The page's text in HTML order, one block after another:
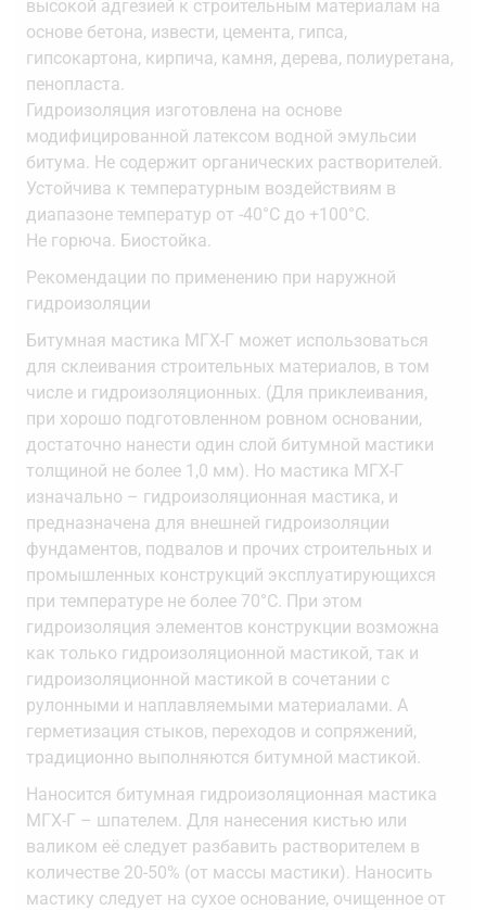
высокой адгезией к строительным материалам на
основе бетона, извести, цемента, гипса,
гипсокартона, кирпича, камня, дерева, полиуретана,
пенопласта.
Гидроизоляция изготовлена на основе
модифицированной латексом водной эмульсии
битума. Не содержит органических растворителей.
Устойчива к температурным воздействиям в
диапазоне температур от -40°С до +100°С.
Не горюча. Биостойка.
Рекомендации по применению при наружной
гидроизоляции
Битумная мастика МГХ-Г может использоваться
для склеивания строительных материалов, в том
числе и гидроизоляционных. (Для приклеивания,
при хорошо подготовленном ровном основании,
достаточно нанести один слой битумной мастики
толщиной не более 1,0 мм). Но мастика МГХ-Г
изначально – гидроизоляционная мастика, и
предназначена для внешней гидроизоляции
фундаментов, подвалов и прочих строительных и
промышленных конструкций эксплуатирующихся
при температуре не более 70°С. При этом
гидроизоляция элементов конструкции возможна
как только гидроизоляционной мастикой, так и
гидроизоляционной мастикой в сочетании с
рулонными и наплавляемыми материалами. А
герметизация стыков, переходов и сопряжений,
традиционно выполняются битумной мастикой.
Наносится битумная гидроизоляционная мастика
МГХ-Г – шпателем. Для нанесения кистью или
валиком её следует разбавить растворителем в
количестве 20-50% (от массы мастики). Наносить
мастику следует на сухое основание, очищенное от